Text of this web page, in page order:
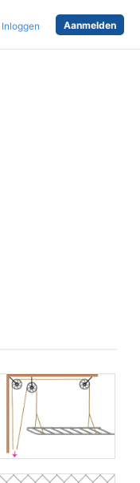
Inloggen Aanmelden